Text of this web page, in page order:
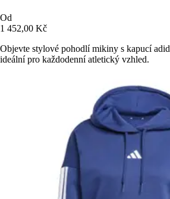
Od
1 452,00 Kč
Objevte stylové pohodlí mikiny s kapucí
ideální pro každodenní atletický vzhled.